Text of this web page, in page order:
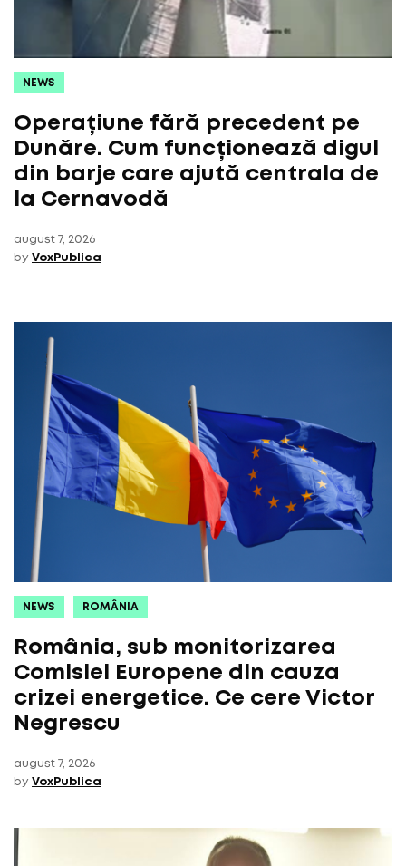
NEWS
Operațiune fără precedent pe
Dunăre. Cum funcționează digul
din barje care ajută centrala de
la Cernavodă
august 7, 2026
by VoxPublica
NEWS ROMÂNIA
România, sub monitorizarea
Comisiei Europene din cauza
crizei energetice. Ce cere Victor
Negrescu
august 7, 2026
by VoxPublica